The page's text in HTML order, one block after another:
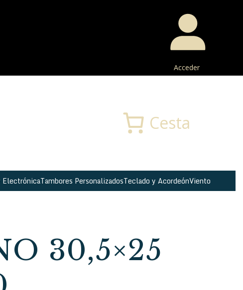
Acceder
Cesta
ElectrónicaTambores PersonalizadosTeclado y AcordeónViento
30,5×25